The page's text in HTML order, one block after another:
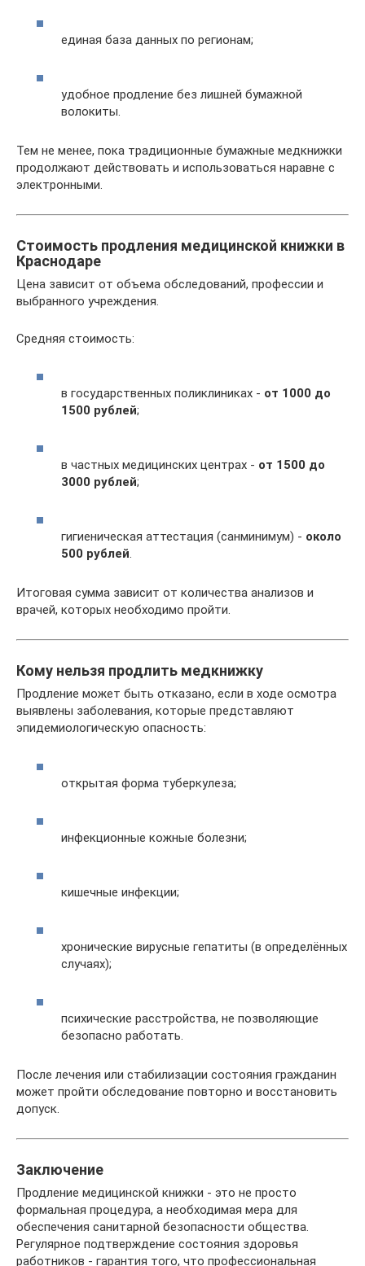
единая база данных по регионам;
удобное продление без лишней бумажной
волокиты.
Тем не менее, пока традиционные бумажные медкнижки
продолжают действовать и использоваться наравне с
электронными.
Стоимость продления медицинской книжки в
Краснодаре
Цена зависит от объема обследований, профессии и
выбранного учреждения.
Средняя стоимость:
в государственных поликлиниках - от 1000 до
1500 рублей;
в частных медицинских центрах - от 1500 до
3000 рублей;
гигиеническая аттестация (санминимум) - около
500 рублей.
Итоговая сумма зависит от количества анализов и
врачей, которых необходимо пройти.
Кому нельзя продлить медкнижку
Продление может быть отказано, если в ходе осмотра
выявлены заболевания, которые представляют
эпидемиологическую опасность:
открытая форма туберкулеза;
инфекционные кожные болезни;
кишечные инфекции;
хронические вирусные гепатиты (в определённых
случаях);
психические расстройства, не позволяющие
безопасно работать.
После лечения или стабилизации состояния гражданин
может пройти обследование повторно и восстановить
допуск.
Заключение
Продление медицинской книжки - это не просто
формальная процедура, а необходимая мера для
обеспечения санитарной безопасности общества.
Регулярное подтверждение состояния здоровья
работников - гарантия того, что профессиональная